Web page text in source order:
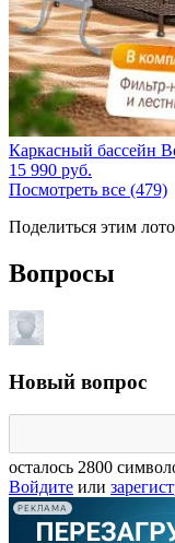
Каркасный бассейн
15 990 руб.
Посмотреть все (479)
Поделиться этим
Вопросы
Новый вопрос
осталось 2800
Войдите или
РЕКЛАМА